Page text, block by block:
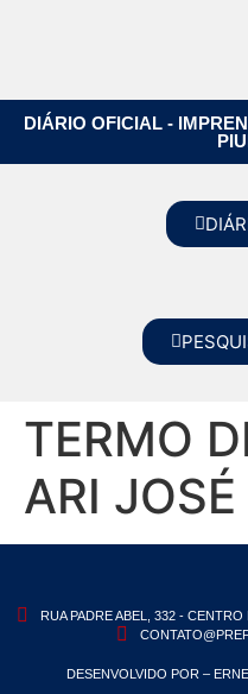
DIÁRIO OFICIAL -
TERMO
ARI
RUA PADRE ABEL, 332 -
DESENVOLVIDO POR –